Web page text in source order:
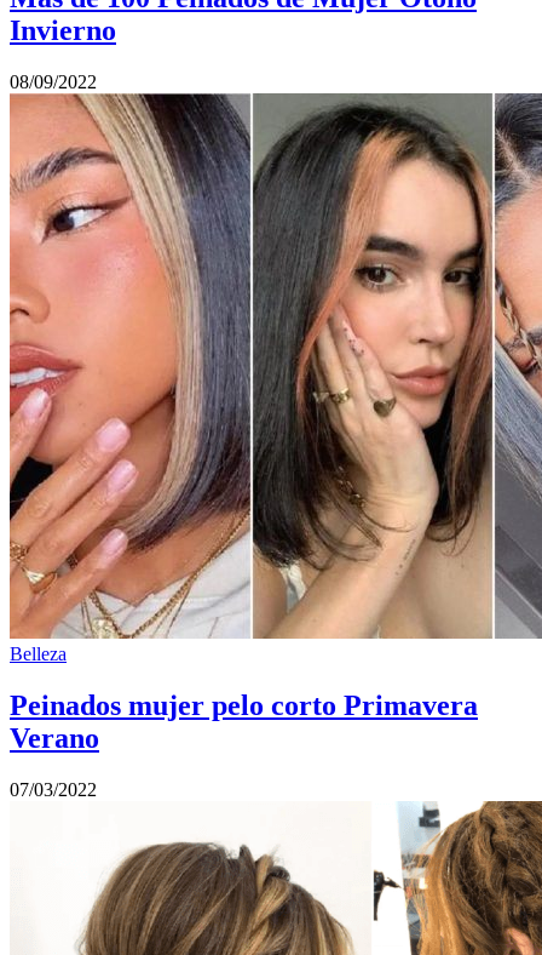
Invierno
08/09/2022
Belleza
Peinados mujer pelo corto Primavera
Verano
07/03/2022